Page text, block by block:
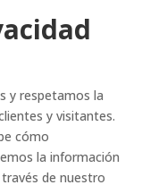
y respetamos la
y visitantes.
cómo
la información
de nuestro